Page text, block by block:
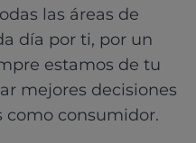
las áreas de
día por ti, por un
estamos de tu
mejores decisiones
como consumidor.